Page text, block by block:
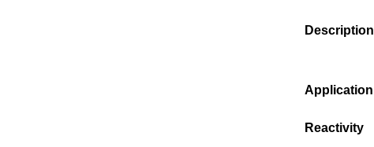
Description
Application
Reactivity